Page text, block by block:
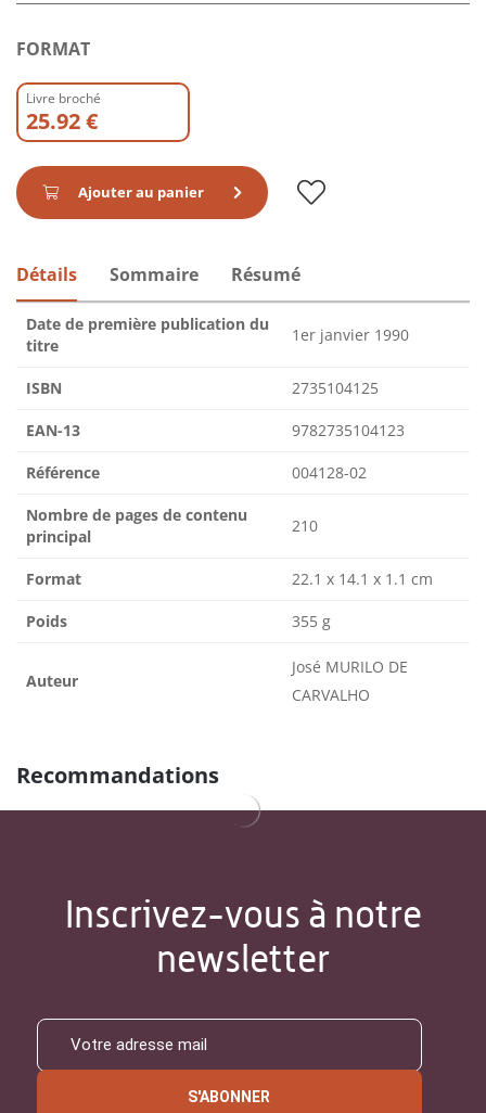
FORMAT
Livre broché
25.92 €
Ajouter au panier
Détails Sommaire Résumé
Date de première publication du
titre
1er janvier 1990
ISBN 2735104125
EAN-13 9782735104123
Référence 004128-02
Nombre de pages de contenu
principal
210
Format 22.1 x 14.1 x 1.1 cm
Poids 355 g
Auteur
José MURILO DE
CARVALHO
Recommandations
Inscrivez-vous à notre
newsletter
S'ABONNER